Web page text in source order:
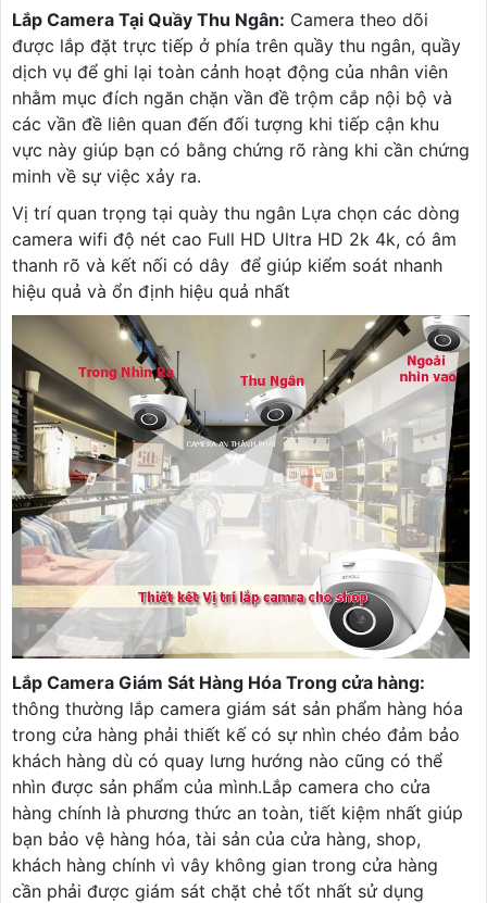
Lắp Camera Tại Quầy Thu Ngân: Camera theo dõi
được lắp đặt trực tiếp ở phía trên quầy thu ngân, quầy
dịch vụ để ghi lại toàn cảnh hoạt động của nhân viên
nhằm mục đích ngăn chặn vần đề trộm cắp nội bộ và
các vần đề liên quan đến đối tượng khi tiếp cận khu
vực này giúp bạn có bằng chứng rõ ràng khi cần chứng
minh về sự việc xảy ra.
Vị trí quan trọng tại quày thu ngân Lựa chọn các dòng
camera wifi độ nét cao Full HD Ultra HD 2k 4k, có âm
thanh rõ và kết nối có dây để giúp kiểm soát nhanh
hiệu quả và ổn định hiệu quả nhất
Lắp Camera Giám Sát Hàng Hóa Trong cửa hàng:
thông thường lắp camera giám sát sản phẩm hàng hóa
trong cửa hàng phải thiết kế có sự nhìn chéo đảm bảo
khách hàng dù có quay lưng hướng nào cũng có thể
nhìn được sản phẩm của mình.Lắp camera cho cửa
hàng chính là phương thức an toàn, tiết kiệm nhất giúp
bạn bảo vệ hàng hóa, tài sản của cửa hàng, shop,
khách hàng chính vì vây không gian trong cửa hàng
cần phải được giám sát chặt chẻ tốt nhất sử dụng